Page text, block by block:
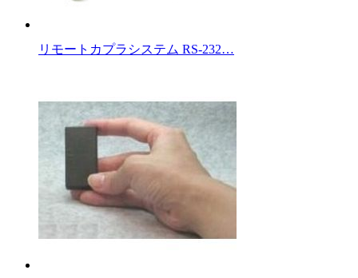
リモートカプラシステム RS-232…